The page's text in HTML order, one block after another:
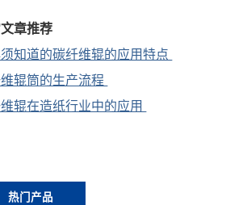
章推荐
知道的碳纤维辊的应用特点
辊筒的生产流程
辊在造纸行业中的应用
热门产品